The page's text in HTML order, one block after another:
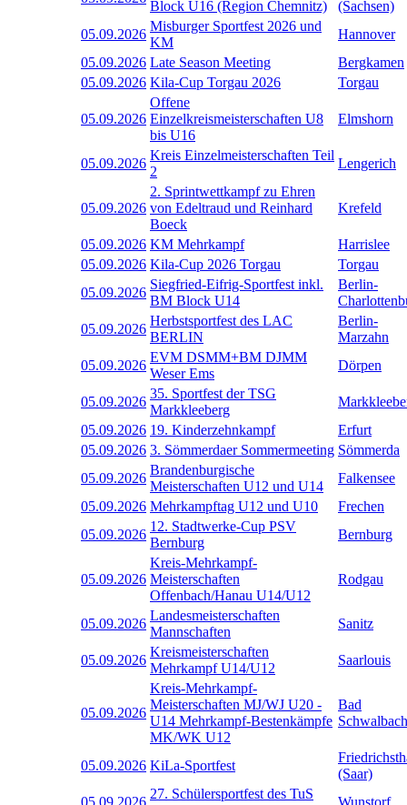
Block U16 (Region Chemnitz)
(Sachsen)
05.09.2026
Misburger Sportfest 2026 und
KM
Hannover
05.09.2026 Late Season Meeting
Bergkamen
05.09.2026 Kila-Cup Torgau 2026 Torgau
05.09.2026
Offene
Einzelkreismeisterschaften U8
bis U16
Elmshorn
05.09.2026
Kreis Einzelmeisterschaften Teil
2
Lengerich
05.09.2026
2. Sprintwettkampf zu Ehren
von Edeltraud und Reinhard
Boeck
Krefeld
05.09.2026 KM Mehrkampf
Harrislee
05.09.2026 Kila-Cup 2026 Torgau
Torgau
05.09.2026
Siegfried-Eifrig-Sportfest inkl.
BM Block U14
Berlin-
05.09.2026
Herbstsportfest des LAC
BERLIN
Berlin-
Marzahn
05.09.2026
EVM DSMM+BM DJMM
Weser Ems
Dörpen
05.09.2026
35. Sportfest der TSG
Markkleeberg
05.09.2026 19. Kinderzehnkampf
Erfurt
05.09.2026 3. Sömmerdaer Sommermeeting Sömmerda
05.09.2026
Brandenburgische
Meisterschaften U12 und U14
Falkensee
05.09.2026 Mehrkampftag U12 und U10
Frechen
05.09.2026
12. Stadtwerke-Cup PSV
Bernburg
Bernburg
05.09.2026
Kreis-Mehrkampf-
Meisterschaften
Offenbach/Hanau U14/U12
Rodgau
05.09.2026
Landesmeisterschaften
Mannschaften
Sanitz
05.09.2026
Kreismeisterschaften
Mehrkampf U14/U12
Saarlouis
05.09.2026
Kreis-Mehrkampf-
Meisterschaften MJ/WJ U20 -
U14 Mehrkampf-Bestenkämpfe
MK/WK U12
Bad
Schwalbach
05.09.2026 KiLa-Sportfest
(Saar)
05.09.2026
27. Schülersportfest des TuS
Wunstorf